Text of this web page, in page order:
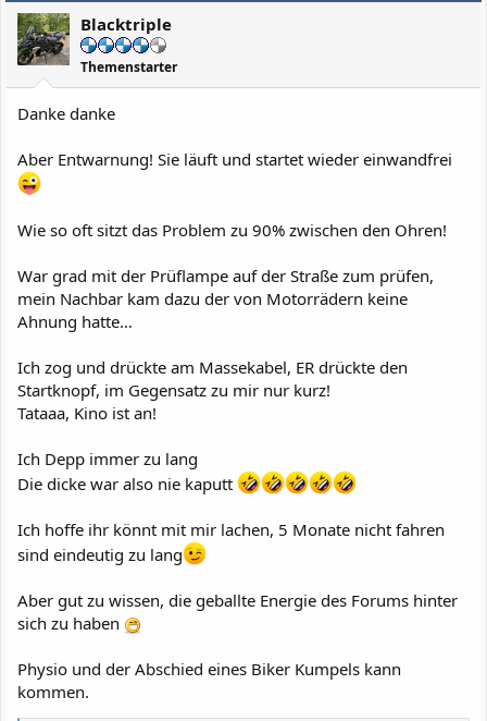
i
o
n
e
n
Blacktriple
Themenstarter
Danke danke
Aber Entwarnung! Sie läuft und startet wieder einwandfrei
Wie so oft sitzt das Problem zu 90% zwischen den Ohren!
War grad mit der Prüflampe auf der Straße zum prüfen,
mein Nachbar kam dazu der von Motorrädern keine
Ahnung hatte…
Ich zog und drückte am Massekabel, ER drückte den
Startknopf, im Gegensatz zu mir nur kurz!
Tataaa, Kino ist an!
Ich Depp immer zu lang
Die dicke war also nie kaputt
Ich hoffe ihr könnt mit mir lachen, 5 Monate nicht fahren
sind eindeutig zu lang
Aber gut zu wissen, die geballte Energie des Forums hinter
sich zu haben
Physio und der Abschied eines Biker Kumpels kann
kommen.